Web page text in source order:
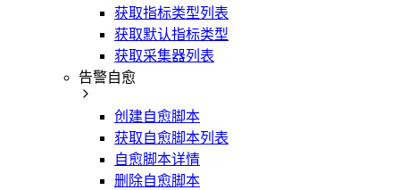
获取指标类型列表
获取默认指标类型
获取采集器列表
告警自愈
创建自愈脚本
获取自愈脚本列表
自愈脚本详情
删除自愈脚本